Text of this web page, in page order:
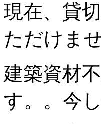
現在、貸
ただけませ
建築資材
す。。今